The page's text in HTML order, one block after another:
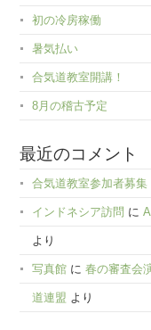
初の冷房稼働
暑気払い
合気道教室開講！
8月の稽古予定
最近のコメント
合気道教室参加者募集
インドネシア訪問 に
より
写真館 に春の審査会
道連盟 より